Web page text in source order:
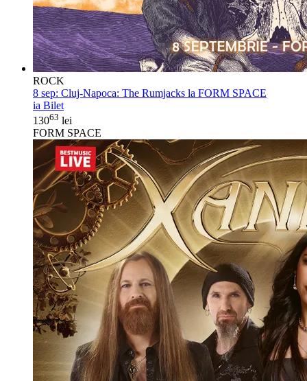
ROCK
8 sep: Cluj-Napoca: The Rumjacks la FORM SPACE
ia Bilet
13063 lei
FORM SPACE